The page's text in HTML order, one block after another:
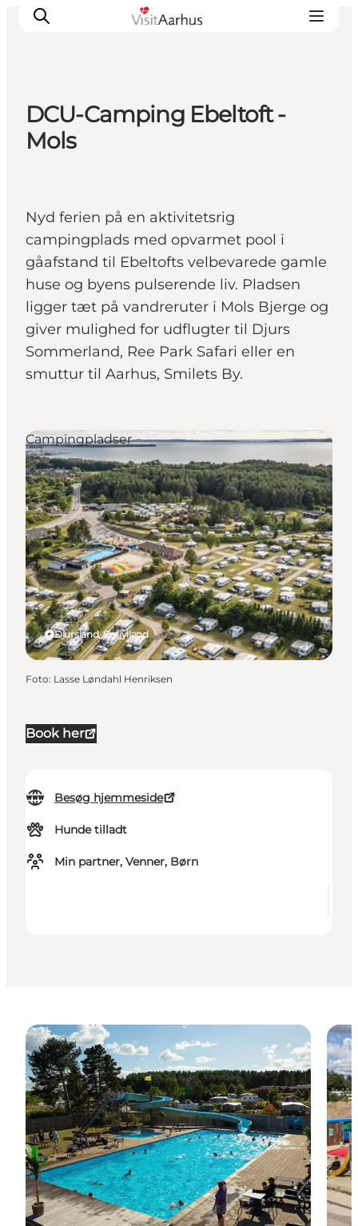
Oplevelser
Transport
DCU-Camping Ebeltoft -
Mols
Nyd ferien på en aktivitetsrig
campingplads med opvarmet pool i
gåafstand til Ebeltofts velbevarede gamle
huse og byens pulserende liv. Pladsen
ligger tæt på vandreruter i Mols Bjerge og
giver mulighed for udflugter til Djurs
Sommerland, Ree Park Safari eller en
smuttur til Aarhus, Smilets By.
Book her
Besøg hjemmeside
Hunde tilladt
Min partner, Venner, Børn
Djursland, Østjylland
Campingpladser
Foto: Lasse Løndahl Henriksen